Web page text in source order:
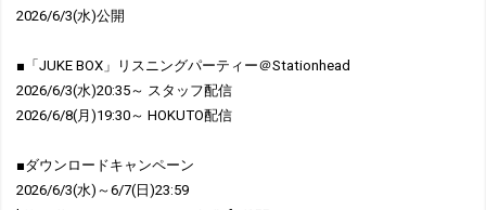
2026/6/3(水)公開
■「JUKE BOX」リスニングパーティー＠Stationhead
2026/6/3(水)20:35～ スタッフ配信
2026/6/8(月)19:30～ HOKUTO配信
■ダウンロードキャンペーン
2026/6/3(水)～6/7(日)23:59